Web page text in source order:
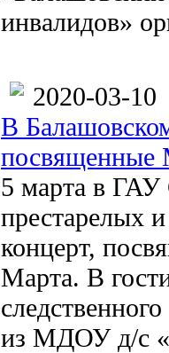
инвалидов»
2020-03-10
В
посвященные
5 марта в ГАУ
престарелых
концерт,
Марта. В
из МДОУ д/с